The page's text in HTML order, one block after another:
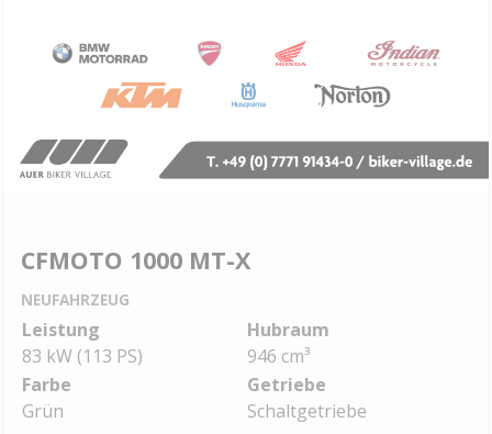
CFMOTO 1000 MT-X
NEUFAHRZEUG
Leistung
83 kW (113 PS)
Hubraum
946 cm³
Farbe
Grün
Getriebe
Schaltgetriebe